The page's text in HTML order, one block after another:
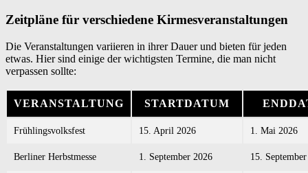
Zeitpläne für verschiedene Kirmesveranstaltungen
Die Veranstaltungen variieren in ihrer Dauer und bieten für jeden
etwas. Hier sind einige der wichtigsten Termine, die man nicht
verpassen sollte:
VERANSTALTUNG STARTDATUM
Frühlingsvolksfest 15. April 2026 1. Mai 2026
Berliner Herbstmesse 1. September 2026 15.